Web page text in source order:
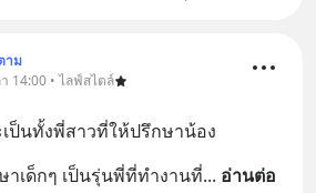
าม
14:00 • ไลฟ์สไตล์
ป็นทั้งพี่สาวที่ให้ปรึกษาน้อง
าเด็กๆ เป็นรุ่นพี่ที่ทำงานที่... อ่านต่อ